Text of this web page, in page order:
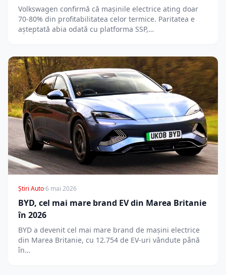
Volkswagen confirmă că mașinile electrice ating doar
70-80% din profitabilitatea celor termice. Paritatea e
așteptată abia odată cu platforma SSP,…
Știri Auto·6 mai 2026
BYD, cel mai mare brand EV din Marea Britanie
în 2026
BYD a devenit cel mai mare brand de mașini electrice
din Marea Britanie, cu 12.754 de EV-uri vândute până
în…